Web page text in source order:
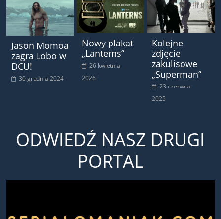
Jason Momoa
zagra Lobo w
DCU!
30 grudnia 2024
Nowy plakat
„Lanterns”
26 kwietnia
2026
Kolejne
zdjęcie
zakulisowe
„Superman”
23 czerwca
2025
ODWIEDŹ NASZ DRUGI
PORTAL